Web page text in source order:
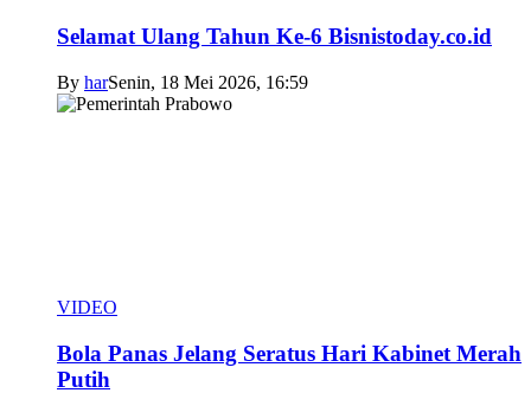
Selamat Ulang Tahun Ke-6 Bisnistoday.co.id
By harSenin, 18 Mei 2026, 16:59
VIDEO
Bola Panas Jelang Seratus Hari Kabinet Merah
Putih